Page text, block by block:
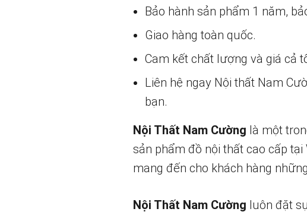
Bảo hành sản phẩm 1 năm,
Giao hàng toàn quốc.
Cam kết chất lượng và giá cả
Liên hệ ngay Nội thất Nam
bạn.
Nội Thất Nam Cường là một
sản phẩm đồ nội thất cao cấp
mang đến cho khách hàng
Nội Thất Nam Cường luôn đặt